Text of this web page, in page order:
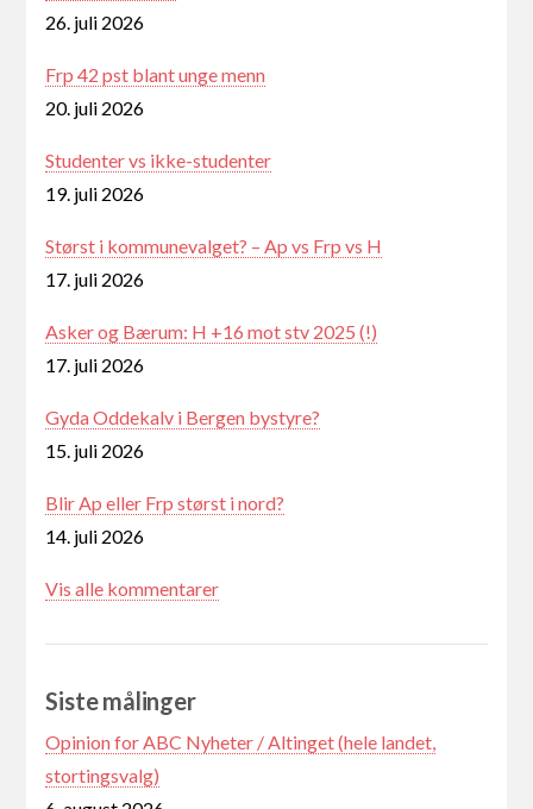
26. juli 2026
Frp 42 pst blant unge menn
20. juli 2026
Studenter vs ikke-studenter
19. juli 2026
Størst i kommunevalget? – Ap vs Frp vs H
17. juli 2026
Asker og Bærum: H +16 mot stv 2025 (!)
17. juli 2026
Gyda Oddekalv i Bergen bystyre?
15. juli 2026
Blir Ap eller Frp størst i nord?
14. juli 2026
Vis alle kommentarer
Siste målinger
Opinion for ABC Nyheter / Altinget (hele landet,
stortingsvalg)